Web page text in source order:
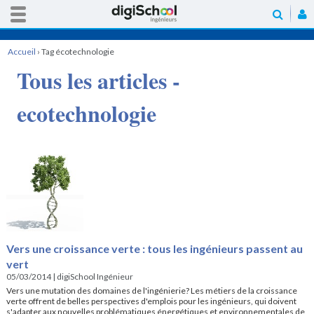
Accueil › Tag écotechnologie
Tous les articles -
ecotechnologie
Vers une croissance verte : tous les ingénieurs passent au
vert
05/03/2014| digiSchool Ingénieur
Vers une mutation des domaines de l'ingénierie? Les métiers de la croissance
verte offrent de belles perspectives d'emplois pour les ingénieurs, qui doivent
s'adapter aux nouvelles problématiques énergétiques et environnementales de